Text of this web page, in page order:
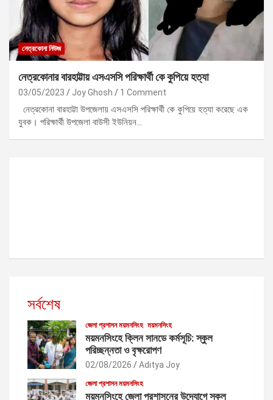
নেত্রকোনা নিউজ
নেত্রকোনার বারহাট্টায় এসএসসি পরিক্ষার্থী কে কুপিয়ে হত্যা
03/05/2023 Joy Ghosh 1 Comment
নেত্রকোনা বারহাট্টা উপজেলায় এসএসসি পরিক্ষার্থী কে কুপিয়ে হত্যা করেছে এক
যুবক। পরিক্ষার্থী উপজেলা বাউসী ইউনিয়ন…
সর্বশেষ
জেলা প্রশাসন ময়মনসিংহ ময়মনসিংহ
ময়মনসিংহে ক্লিন সানডে কর্মসূচি: স্কুল
পরিচ্ছন্নতা ও বৃক্ষরোপণ
02/08/2026 Aditya Joy
জেলা প্রশাসন ময়মনসিংহ
ময়মনসিংহে জেলা প্রশাসনের উদ্যোগে স্কুল